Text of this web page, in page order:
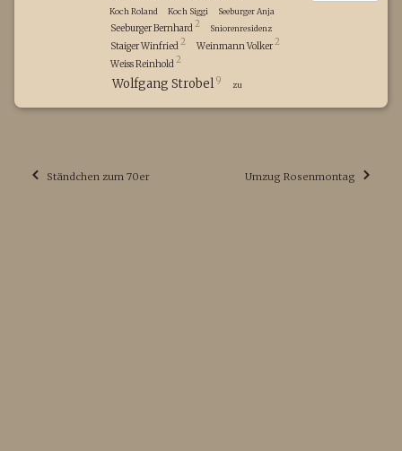
Koch Roland Koch Siggi Seeburger Anja
Seeburger Bernhard2 Sniorenresidenz
Staiger Winfried2 Weinmann Volker2
Weiss Reinhold2
Wolfgang Strobel 9 zu
Ständchen zum 70er Umzug Rosenmontag